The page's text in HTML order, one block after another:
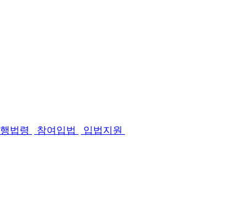
법령 참여입법
입법지원